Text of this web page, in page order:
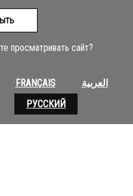
просматривать сайт?
FRANÇAIS
العربية
РУССКИЙ